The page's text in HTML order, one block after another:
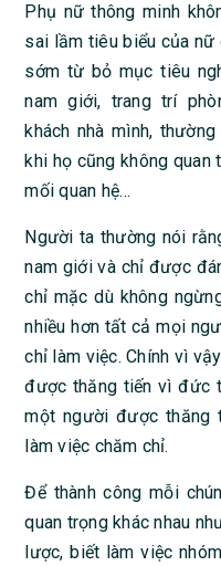
Phụ nữ thông minh
sai lầm tiêu biểu của
sớm từ bỏ mục tiêu
nam giới, trang trí
khách nhà mình,
khi họ cũng không quan
mối quan hệ…
Người ta thường nói
nam giới và chỉ được
chỉ mặc dù không
nhiều hơn tất cả mọi
chỉ làm việc. Chính vì
được thăng tiến vì đức
một người được thăng
làm việc chăm chỉ.
Để thành công mỗi
quan trọng khác nhau
lược, biết làm việc